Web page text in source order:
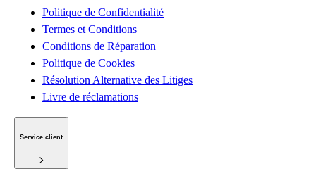
Politique de Confidentialité
Termes et Conditions
Conditions de Réparation
Politique de Cookies
Résolution Alternative des Litiges
Livre de réclamations
Service client